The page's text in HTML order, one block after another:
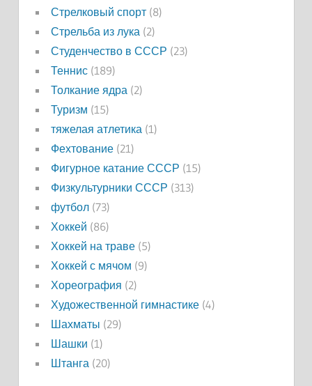
Стрелковый спорт(8)
Стрельба из лука (2)
Студенчество в СССР (23)
Теннис(189)
Толкание ядра (2)
Туризм (15)
тяжелая атлетика (1)
Фехтование(21)
Фигурное катание СССР (15)
Физкультурники СССР (313)
футбол(73)
Хоккей (86)
Хоккей на траве(5)
Хоккей с мячом (9)
Хореография (2)
Художественной гимнастике(4)
Шахматы (29)
Шашки (1)
Штанга (20)